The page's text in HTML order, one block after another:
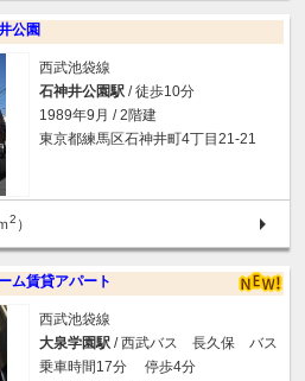
公園
西武池袋線
石神井公園駅 / 徒歩10分
1989年9月 / 2階建
東京都練馬区石神井町4丁目21-21
2 ）
ム賃貸アパート
西武池袋線
大泉学園駅 / 西武バス 長久保 バス
乗車時間17分 停歩4分